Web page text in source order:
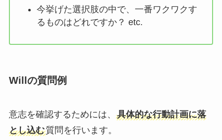
今挙げた選択肢の中で、一番ワクワクす
るものはどれですか？ etc.
Willの質問例
意志を確認するためには、 具体的な行動計画に落
とし込む質問を行います。